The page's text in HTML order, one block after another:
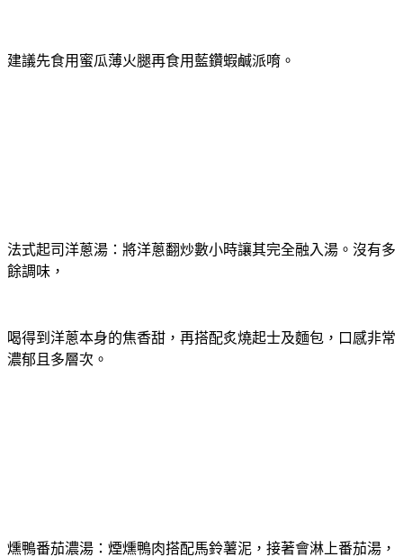
建議先食用蜜瓜薄火腿再食用藍鑽蝦鹹派唷。
法式起司洋蔥湯：將洋蔥翻炒數小時讓其完全融入湯。沒有多
餘調味，
喝得到洋蔥本身的焦香甜，再搭配炙燒起士及麵包，口感非常
濃郁且多層次。
燻鴨番茄濃湯：煙燻鴨肉搭配馬鈴薯泥，接著會淋上番茄湯，